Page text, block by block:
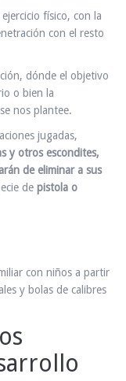
físico, con la
con el resto
dónde el objetivo
o bien la
nos plantee.
jugadas,
y otros escondites,
de eliminar a sus
de pistola o
con niños a partir
y bolas de calibres